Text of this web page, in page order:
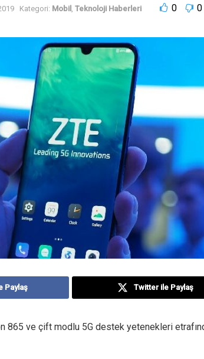
Kategori: Mobil , Teknoloji Haberleri 0 0
Paylaş Twitter ile Paylaş
865 ve çift modlu 5G destek yetenekleri